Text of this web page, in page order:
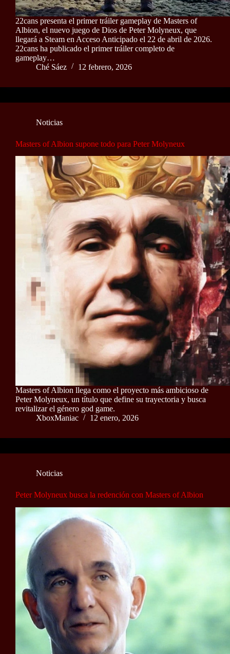
22cans presenta el primer tráiler gameplay de Masters of
Albion, el nuevo juego de Dios de Peter Molyneux, que
llegará a Steam en Acceso Anticipado el 22 de abril de 2026.
22cans ha publicado el primer tráiler completo de
gameplay…
Ché Sáez
12 febrero, 2026
Noticias
Masters of Albion supone todo para Peter Molyneux
Masters of Albion llega como el proyecto más ambicioso de
Peter Molyneux, un título que define su trayectoria y busca
revitalizar el género god game.
XboxManiac
12 enero, 2026
Noticias
Peter Molyneux busca la redención con Masters of Albion